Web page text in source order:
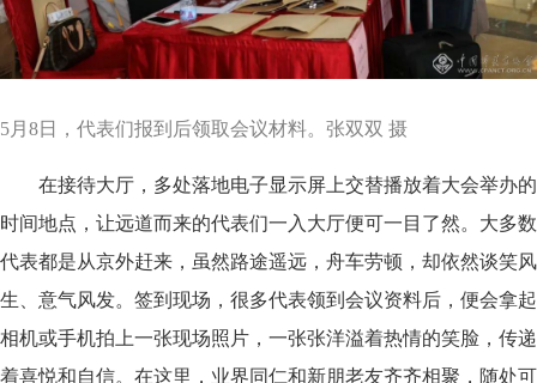
5月8日，代表们报到后领取会议材料。张双双 摄
在接待大厅，多处落地电子显示屏上交替播放着大会举办的
时间地点，让远道而来的代表们一入大厅便可一目了然。大多数
代表都是从京外赶来，虽然路途遥远，舟车劳顿，却依然谈笑风
生、意气风发。签到现场，很多代表领到会议资料后，便会拿起
相机或手机拍上一张现场照片，一张张洋溢着热情的笑脸，传递
着喜悦和自信。在这里，业界同仁和新朋老友齐齐相聚，随处可